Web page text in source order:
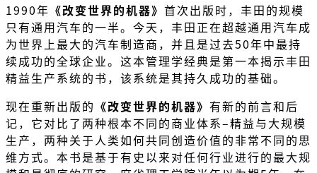
1990年 《改变世界的机器》 首次出版时，丰田的规模
只有通用汽车的一半。今天，丰田正在超越通用汽车成
为世界上最大的汽车制造商，并且是过去50年中最持
续成功的全球企业。这本管理学经典是第一本揭示丰田
精益生产系统的书，该系统是其持久成功的基础。
现在重新出版的 《改变世界的机器》 有新的前言和后
记，它对比了两种根本不同的商业体系–精益与大规模
生产，两种关于人类如何共同创造价值的非常不同的思
维方式。本书是基于有史以来对任何行业进行的最大规